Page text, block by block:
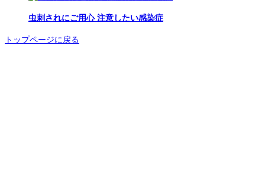
虫刺されにご用心 注意したい感染症
トップページに戻る